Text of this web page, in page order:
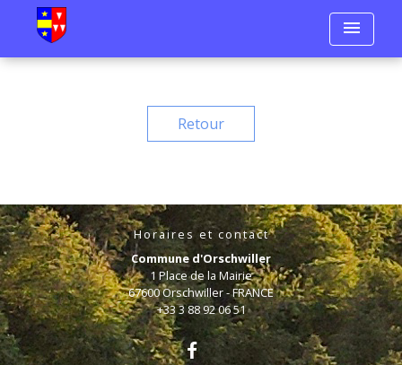
menu
Retour
Horaires et contact
Commune d'Orschwiller
1 Place de la Mairie
67600 Orschwiller - FRANCE
+33 3 88 92 06 51